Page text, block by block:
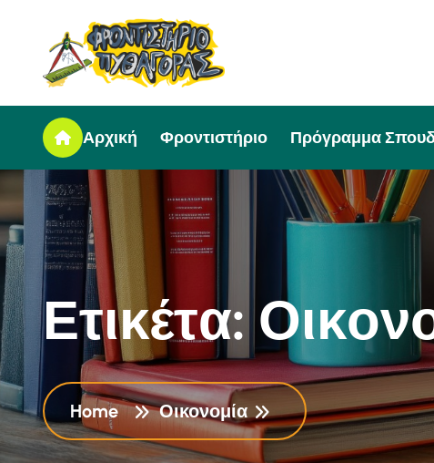
Αρχική Φροντιστήριο Πρόγραμμα
Ετικέτα: Οικον
Home Οικονομία